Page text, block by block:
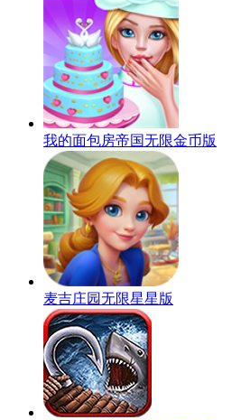
我的面包房帝国无限金币版
麦吉庄园无限星星版